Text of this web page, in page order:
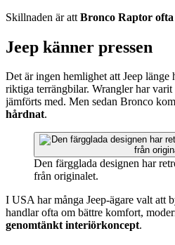
Skillnaden är att Bronco Raptor
Jeep känner pressen
Det är ingen hemlighet att Jeep länge
riktiga terrängbilar. Wrangler har varit
jämförts med. Men sedan Bronco
hårdnat.
Den färgglada designen har
från originalet.
I USA har många Jeep-ägare valt att
handlar ofta om bättre komfort,
genomtänkt interiörkoncept.